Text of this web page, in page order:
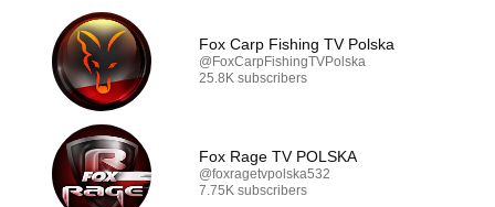
Fox Carp Fishing TV Polska
@FoxCarpFishingTVPolska
25.8K subscribers
Fox Rage TV POLSKA
@foxragetvpolska532
7.75K subscribers